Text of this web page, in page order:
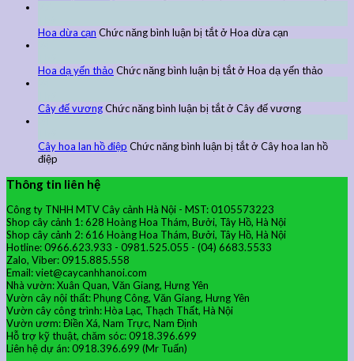
Hoa dừa cạn Chức năng bình luận bị tắtở Hoa dừa cạn
Hoa dạ yến thảo Chức năng bình luận bị tắtở Hoa dạ yến thảo
Cây đế vươngChức năng bình luận bị tắtở Cây đế vương
Cây hoa lan hồ điệp Chức năng bình luận bị tắtở Cây hoa lan hồ
điệp
Thông tin liên hệ
Công ty TNHH MTV Cây cảnh Hà Nội - MST: 0105573223
Shop cây cảnh 1: 628 Hoàng Hoa Thám, Bưởi, Tây Hồ, Hà Nội
Shop cây cảnh 2: 616 Hoàng Hoa Thám, Bưởi, Tây Hồ, Hà Nội
Hotline: 0966.623.933 - 0981.525.055 - (04) 6683.5533
Zalo, Viber: 0915.885.558
Email: viet@caycanhhanoi.com
Nhà vườn: Xuân Quan, Văn Giang, Hưng Yên
Vườn cây nội thất: Phụng Công, Văn Giang, Hưng Yên
Vườn cây công trình: Hòa Lạc, Thạch Thất, Hà Nội
Vườn ươm: Điền Xá, Nam Trực, Nam Định
Hỗ trợ kỹ thuật, chăm sóc: 0918.396.699
Liên hệ dự án: 0918.396.699 (Mr Tuấn)